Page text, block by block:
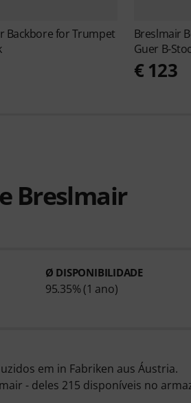
Backbore for Trumpet
Breslmair
Guer B-
€ 123
Breslmair
Ø DISPONIBILIDADE
95.35% (1 ano)
em in Fabriken aus Áustria.
- deles 215 disponíveis no